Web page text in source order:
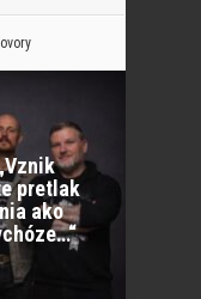
pretlak
ako